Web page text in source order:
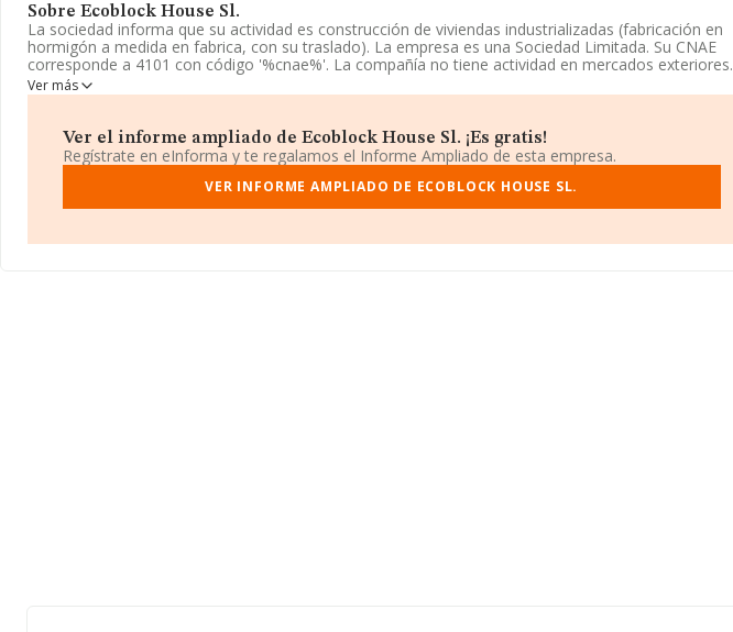
Sobre Ecoblock House Sl.
La sociedad informa que su actividad es construcción de viviendas industrializadas (fabricación en
hormigón a medida en fabrica, con su traslado). La empresa es una Sociedad Limitada. Su CNAE
corresponde a 4101 con código '%cnae%'. La compañía no tiene actividad en mercados exteriores.
La dirección de correo esinfo@ecoblockhouse.es. Puedes consultar su página web aquí:
La sociedadEcoblock House S.L, con número de identificación fiscal B56120363, se encuentra en
Avenida Gran Via Parque núm. 20 5 4, (14005), en el municipio de Córdoba, Andalucía.
En base a la información de la que dispone INFORMA sobre 188.948 compañías, a nivel nacional la
todas las empresas es de 194 mil euros. Respecto a la información de la provincia (hablamos de
Ver más
Ver el informe ampliado de Ecoblock House Sl. ¡Es gratis!
Regístrate en eInforma y te regalamos el Informe Ampliado de esta empresa.
VER INFORME AMPLIADO DE ECOBLOCK HOUSE SL.